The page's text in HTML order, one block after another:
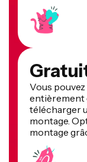
Vous
entièrement
télécharger
montage.
montage